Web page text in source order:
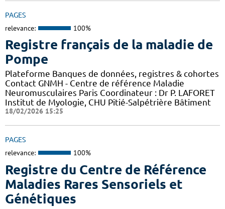
PAGES
relevance: 100%
Registre français de la maladie de
Pompe
Plateforme Banques de données, registres & cohortes
Contact GNMH - Centre de référence Maladie
Neuromusculaires Paris Coordinateur : Dr P. LAFORET
Institut de Myologie, CHU Pitié-Salpétrière Bâtiment
18/02/2026 15:25
PAGES
relevance: 100%
Registre du Centre de Référence
Maladies Rares Sensoriels et
Génétiques